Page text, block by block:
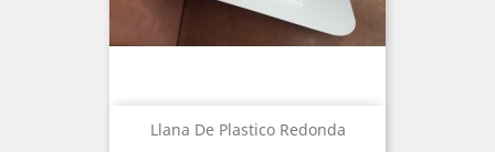
Llana De Plastico Redonda